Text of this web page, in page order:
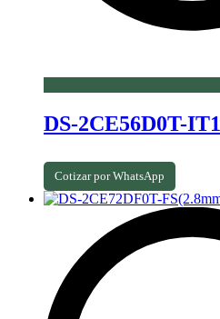
DS-2CE56D0T-
Cotizar por WhatsApp